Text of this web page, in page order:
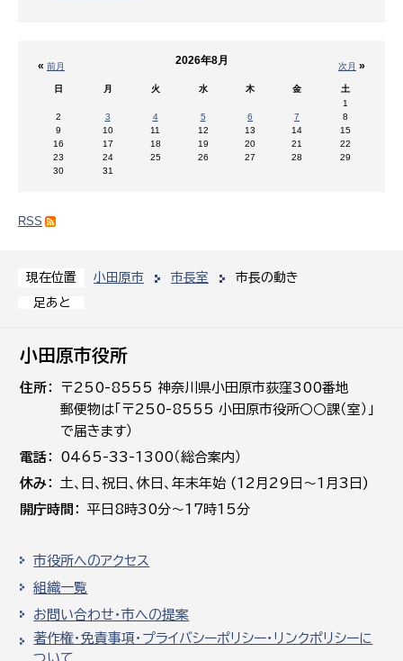
現在位置 小田原市 市長室
市長の動き
足あと
« 前月 次月 »
2026年8月
日 月 火 水 木 金
土
1
2
3 4 5 6 7
8
9
10 11 12 13 14
15
16
17 18 19 20 21
22
23
24 25 26 27 28
29
30
31
RSS
小田原市役所
住所
〒250-8555 神奈川県小田原市荻窪300番地
郵便物は「〒250-8555 小田原市役所○○課（室）」
で届きます）
電話
0465-33-1300（総合案内）
休み
土､日､祝日、休日、年末年始 (12月29日～1月3日)
開庁時間
平日8時30分～17時15分
市役所へのアクセス
組織一覧
お問い合わせ・市への提案
著作権・免責事項・プライバシーポリシー・リンクポリシーに
ついて